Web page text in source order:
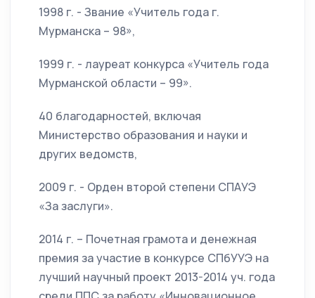
1998 г. - Звание «Учитель года г.
Мурманска – 98»,
1999 г. - лауреат конкурса «Учитель года
Мурманской области – 99».
40 благодарностей, включая
Министерство образования и науки и
других ведомств,
2009 г. - Орден второй степени СПАУЭ
«За заслуги».
2014 г. – Почетная грамота и денежная
премия за участие в конкурсе СПбУУЭ на
лучший научный проект 2013-2014 уч. года